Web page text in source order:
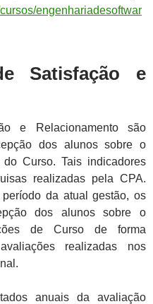
engenhariadesoftwar
Satisfação e
e Relacionamento são
dos alunos sobre o
Curso. Tais indicadores
realizadas pela CPA.
da atual gestão, os
dos alunos sobre o
de Curso de forma
realizadas nos
anuais da avaliação